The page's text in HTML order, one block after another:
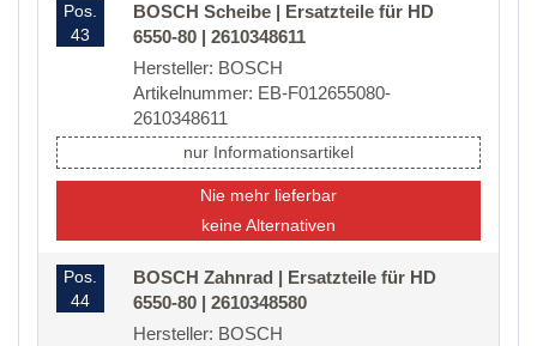
Pos.
43
BOSCH Scheibe | Ersatzteile für HD
6550-80 | 2610348611
Hersteller: BOSCH
Artikelnummer: EB-F012655080-
2610348611
nur Informationsartikel
Nie mehr lieferbar
keine Alternativen
Pos.
44
BOSCH Zahnrad | Ersatzteile für HD
6550-80 | 2610348580
Hersteller: BOSCH